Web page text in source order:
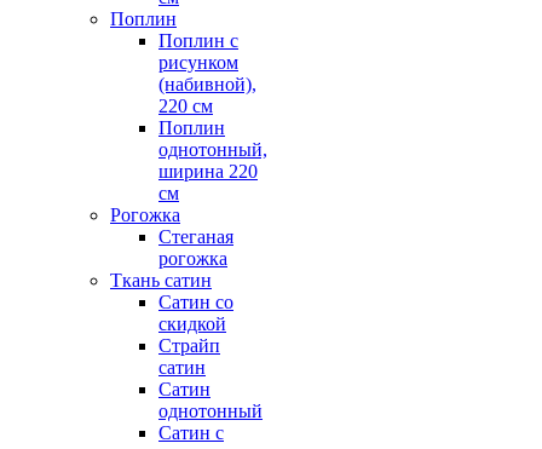
Поплин
Поплин с
рисунком
(набивной),
220 см
Поплин
однотонный,
ширина 220
см
Рогожка
Стеганая
рогожка
Ткань сатин
Сатин со
скидкой
Страйп
сатин
Сатин
однотонный
Сатин с